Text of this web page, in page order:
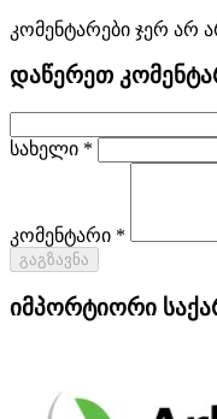
კომენტარები ჯერ არ
დაწერეთ
სახელი *
კომენტარი *
გაგზავნა
იმპორტიორი